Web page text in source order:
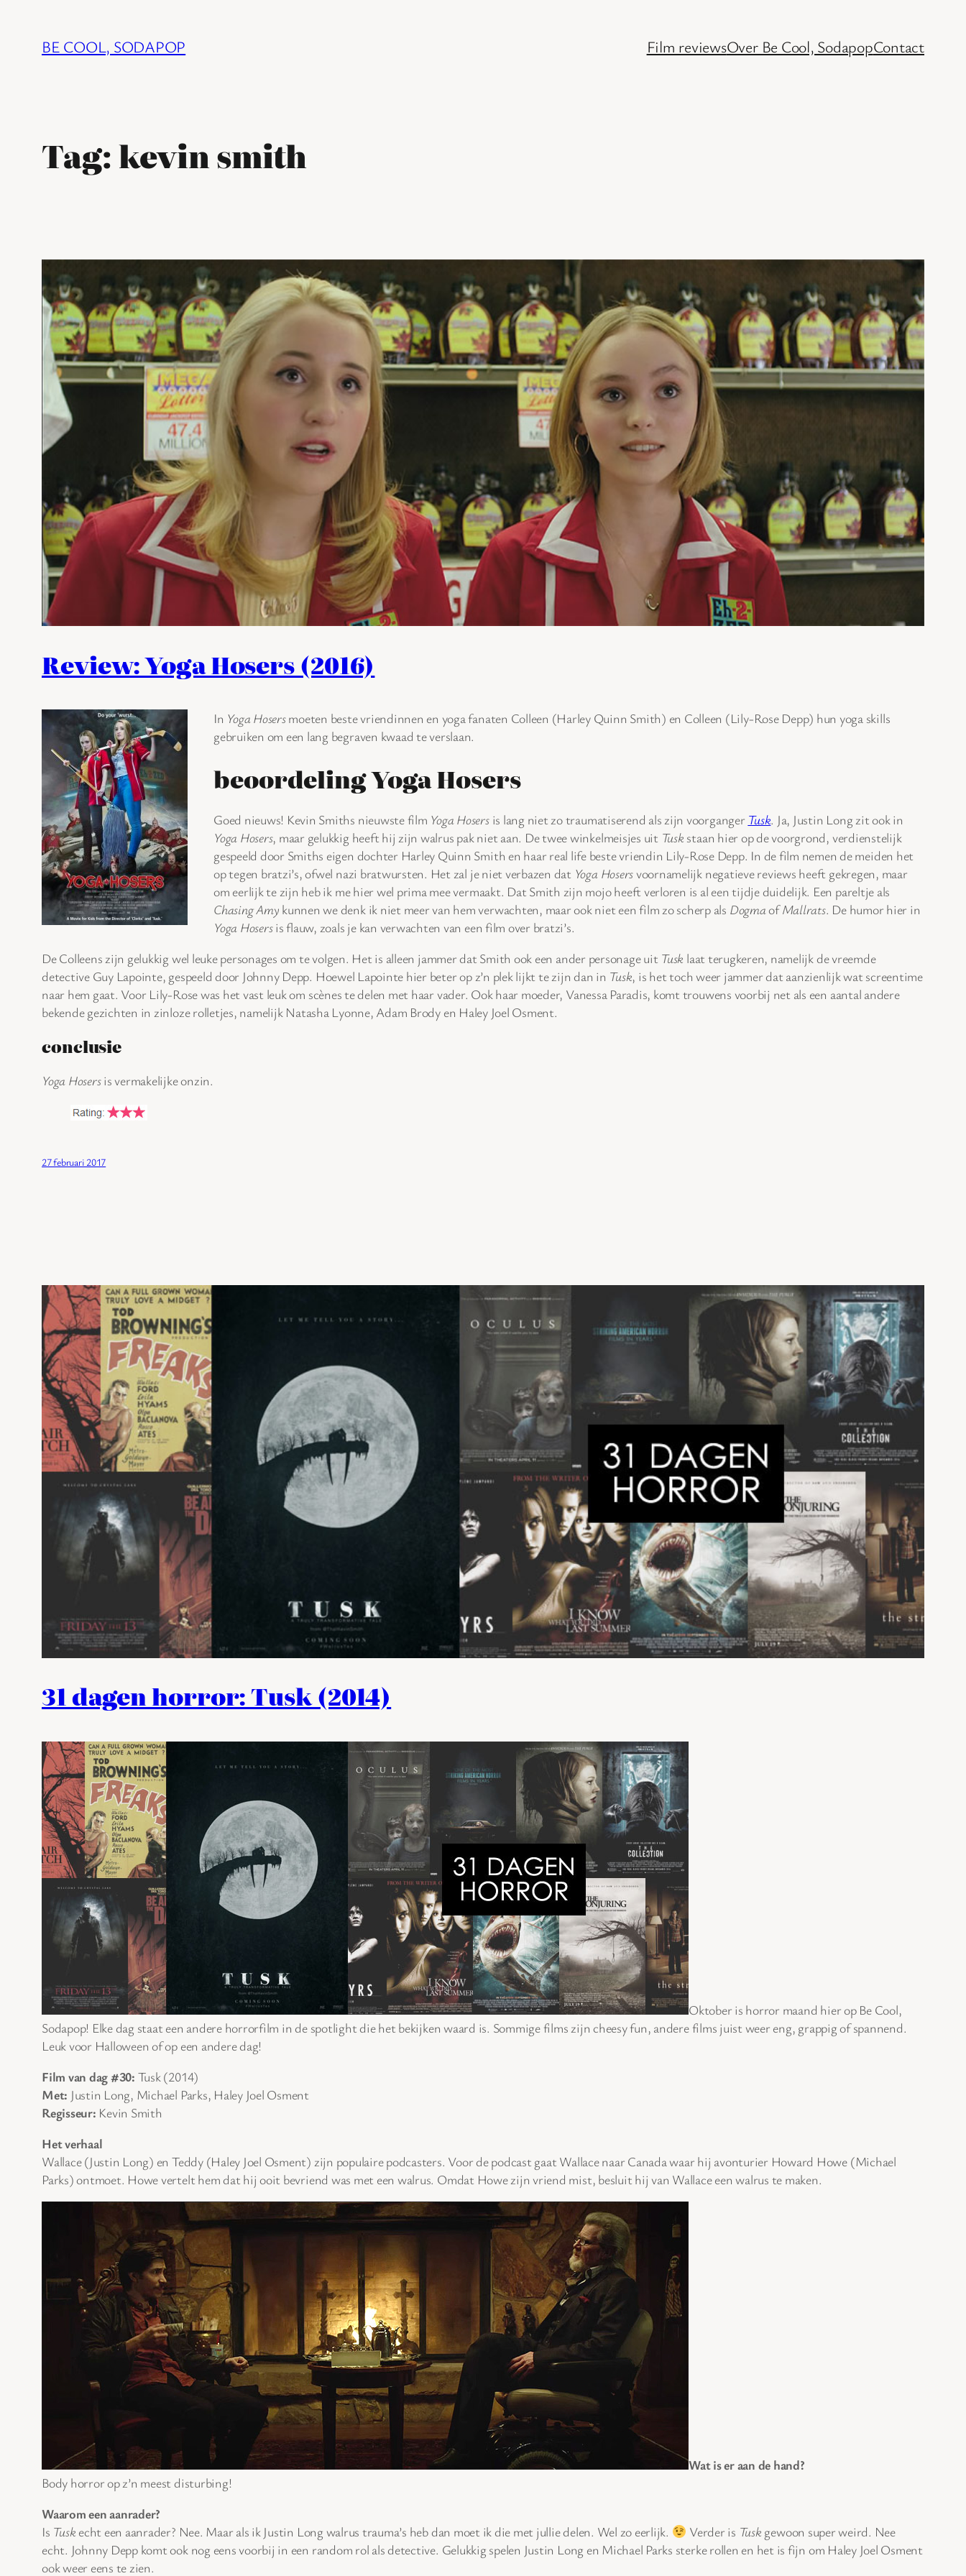
BE COOL, SODAPOP Film reviewsOver Be Cool, SodapopContact
Tag:kevin smith
Review: Yoga Hosers (2016)
In Yoga Hosersmoeten beste vriendinnen en yoga fanaten Colleen (Harley Quinn Smith) en Colleen (Lily-Rose Depp) hun yoga skills
gebruiken om een lang begraven kwaad te verslaan.
beoordeling Yoga Hosers
Goed nieuws! Kevin Smiths nieuwste film Yoga Hosersis lang niet zo traumatiserend als zijn voorganger Tusk. Ja, Justin Long zit ook in
Yoga Hosers, maar gelukkig heeft hij zijn walrus pak niet aan. De twee winkelmeisjes uit Tusk staan hier op de voorgrond, verdienstelijk
gespeeld door Smiths eigen dochter Harley Quinn Smith en haar real life beste vriendin Lily-Rose Depp. In de film nemen de meiden het
op tegen bratzi’s, ofwel nazi bratwursten. Het zal je niet verbazen dat Yoga Hosersvoornamelijk negatieve reviews heeft gekregen, maar
om eerlijk te zijn heb ik me hier wel prima mee vermaakt. Dat Smith zijn mojo heeft verloren is al een tijdje duidelijk. Een pareltje als
Chasing Amy kunnen we denk ik niet meer van hem verwachten, maar ook niet een film zo scherp als DogmaofMallrats. De humor hier in
Yoga Hosersis flauw, zoals je kan verwachten van een film over bratzi’s.
De Colleens zijn gelukkig wel leuke personages om te volgen. Het is alleen jammer dat Smith ook een ander personage uit Tusk laat terugkeren, namelijk de vreemde
detective Guy Lapointe, gespeeld door Johnny Depp. Hoewel Lapointe hier beter op z’n plek lijkt te zijn dan in Tusk, is het toch weer jammer dat aanzienlijk wat screentime
naar hem gaat. Voor Lily-Rose was het vast leuk om scènes te delen met haar vader. Ook haar moeder, Vanessa Paradis, komt trouwens voorbij net als een aantal andere
bekende gezichten in zinloze rolletjes, namelijk Natasha Lyonne, Adam Brody en Haley Joel Osment.
conclusie
Yoga Hosersis vermakelijke onzin.
27 februari 2017
31 dagen horror: Tusk (2014)
Oktober is horror maand hier op Be Cool,
Sodapop! Elke dag staat een andere horrorfilm in de spotlight die het bekijken waard is. Sommige films zijn cheesy fun, andere films juist weer eng, grappig of spannend.
Leuk voor Halloween of op een andere dag!
Film van dag #30: Tusk (2014)
Met: Justin Long, Michael Parks, Haley Joel Osment
Regisseur: Kevin Smith
Het verhaal
Wallace (Justin Long) en Teddy (Haley Joel Osment) zijn populaire podcasters. Voor de podcast gaat Wallace naar Canada waar hij avonturier Howard Howe (Michael
Parks) ontmoet. Howe vertelt hem dat hij ooit bevriend was met een walrus. Omdat Howe zijn vriend mist, besluit hij van Wallace een walrus te maken.
Wat is er aan de hand?
Body horror op z’n meest disturbing!
Waarom een aanrader?
Is Tusk echt een aanrader? Nee. Maar als ik Justin Long walrus trauma’s heb dan moet ik die met jullie delen. Wel zo eerlijk. Verder is Tusk gewoon super weird. Nee
echt. Johnny Depp komt ook nog eens voorbij in een random rol als detective. Gelukkig spelen Justin Long en Michael Parks sterke rollen en het is fijn om Haley Joel Osment
ook weer eens te zien.